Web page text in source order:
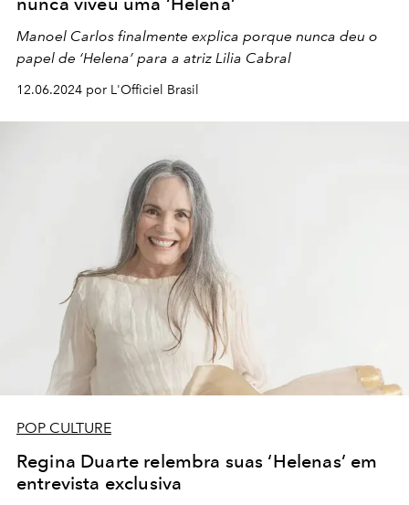
Manoel Carlos finalmente explica porque nunca deu o
papel de ‘Helena’ para a atriz Lilia Cabral
12.06.2024 por L'Officiel Brasil
POP CULTURE
Regina Duarte relembra suas ‘Helenas’ em
entrevista exclusiva